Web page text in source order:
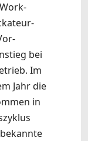
bei
Im
Jahr die
in